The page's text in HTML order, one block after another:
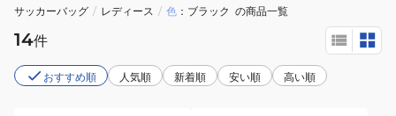
サッカーバッグ / レディース / 色 ブラック の商品一覧
14件
おすすめ順 人気順 新着順 安い順 高い順